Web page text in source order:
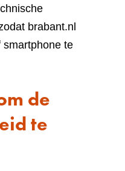
brabant.nl
smartphone te
de
te